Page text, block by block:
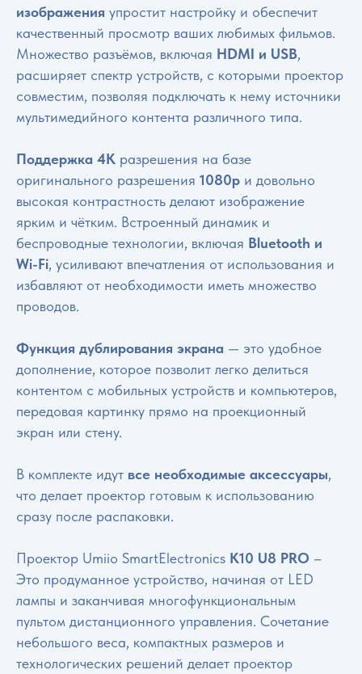
изображения упростит настройку и обеспечит
качественный просмотр ваших любимых фильмов.
Множество разъёмов, включая HDMI и USB,
расширяет спектр устройств, с которыми проектор
совместим, позволяя подключать к нему источники
мультимедийного контента различного типа.
Поддержка 4K разрешения на базе
оригинального разрешения 1080p и довольно
высокая контрастность делают изображение
ярким и чётким. Встроенный динамик и
беспроводные технологии, включая Bluetooth и
Wi-Fi, усиливают впечатления от использования и
избавляют от необходимости иметь множество
проводов.
Функция дублирования экрана — это удобное
дополнение, которое позволит легко делиться
контентом с мобильных устройств и компьютеров,
передовая картинку прямо на проекционный
экран или стену.
В комплекте идут все необходимые аксессуары,
что делает проектор готовым к использованию
сразу после распаковки.
Проектор Umiio SmartElectronics К10 U8 PRO –
Это продуманное устройство, начиная от LED
лампы и заканчивая многофункциональным
пультом дистанционного управления. Сочетание
небольшого веса, компактных размеров и
технологических решений делает проектор